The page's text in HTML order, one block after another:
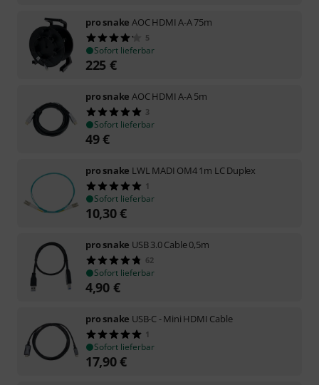
pro snake AOC HDMI A-A 75m
5
Sofort lieferbar
225 €
pro snake AOC HDMI A-A 5m
3
Sofort lieferbar
49€
pro snake LWL MADI OM4 1m LC Duplex
1
Sofort lieferbar
10,30€
pro snake USB 3.0 Cable 0,5m
62
Sofort lieferbar
4,90 €
pro snake USB-C - Mini HDMI Cable
1
Sofort lieferbar
17,90€